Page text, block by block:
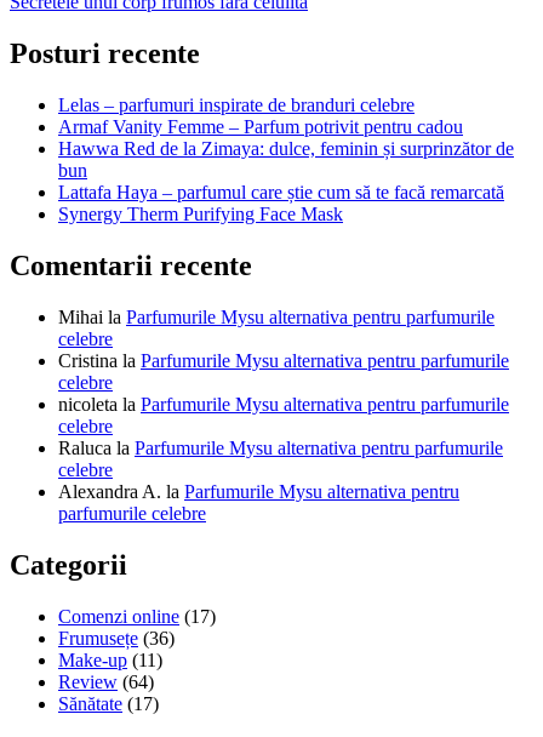
Posturi recente
Lelas – parfumuri inspirate de branduri celebre
Armaf Vanity Femme – Parfum potrivit pentru cadou
Hawwa Red de la Zimaya: dulce, feminin și surprinzător de
bun
Lattafa Haya – parfumul care știe cum să te facă remarcată
Synergy Therm Purifying Face Mask
Comentarii recente
Mihai la Parfumurile Mysu alternativa pentru parfumurile
celebre
Cristina la Parfumurile Mysu alternativa pentru parfumurile
celebre
nicoleta la Parfumurile Mysu alternativa pentru parfumurile
celebre
Raluca la Parfumurile Mysu alternativa pentru parfumurile
celebre
Alexandra A. la Parfumurile Mysu alternativa pentru
parfumurile celebre
Categorii
Comenzi online (17)
Frumusețe (36)
Make-up (11)
Review (64)
Sănătate (17)